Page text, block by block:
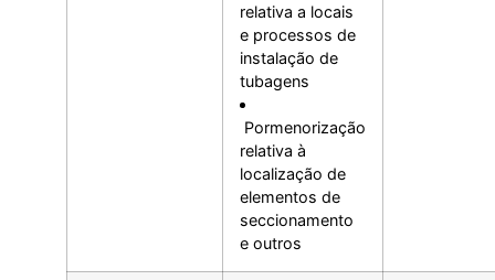
relativa a locais
e processos de
instalação de
tubagens
Pormenorização
relativa à
localização de
elementos de
seccionamento
e outros